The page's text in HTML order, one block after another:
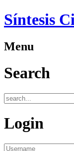
Síntesis
Menu
Search
Login